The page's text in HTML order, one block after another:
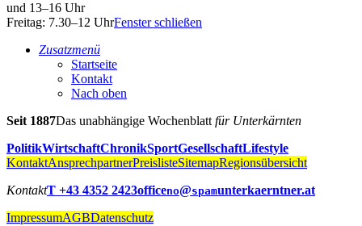
und 13–16 Uhr
Freitag: 7.30–12 UhrFenster schließen
Zusatzmenü
Startseite
Kontakt
Nach oben
Seit 1887Das unabhängige Wochenblatt für Unterkärnten
PolitikWirtschaftChronikSportGesellschaftLifestyle
KontaktAnsprechpartnerPreislisteSitemapRegionsübersicht
KontaktT +43 4352 2423officeno@spamunterkaerntner.at
ImpressumAGBDatenschutz